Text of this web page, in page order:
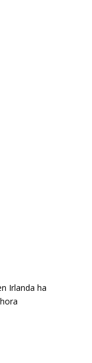
Irlanda ha